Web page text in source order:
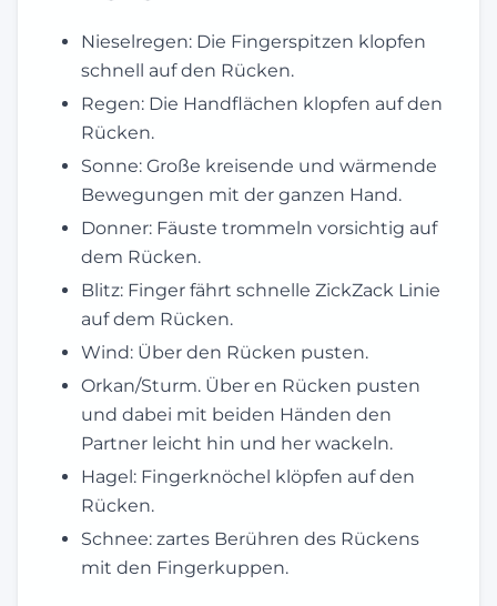
Nieselregen: Die Fingerspitzen klopfen
schnell auf den Rücken.
Regen: Die Handflächen klopfen auf den
Rücken.
Sonne: Große kreisende und wärmende
Bewegungen mit der ganzen Hand.
Donner: Fäuste trommeln vorsichtig auf
dem Rücken.
Blitz: Finger fährt schnelle ZickZack Linie
auf dem Rücken.
Wind: Über den Rücken pusten.
Orkan/Sturm. Über en Rücken pusten
und dabei mit beiden Händen den
Partner leicht hin und her wackeln.
Hagel: Fingerknöchel klöpfen auf den
Rücken.
Schnee: zartes Berühren des Rückens
mit den Fingerkuppen.